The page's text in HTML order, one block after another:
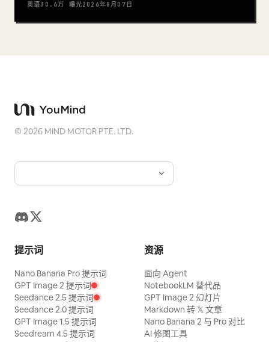
英语30.6万 曝光2026年8月07日
©2026 MIND MOTOR PTE. LTD.
提示词
Nano Banana Pro 提示词
GPT Image 2 提示词
Seedance 2.5 提示词
Seedance 2.0 提示词
GPT Image 1.5 提示词
Seedream 4.5 提示词
资源
面向 Agent
NotebookLM 替代品
GPT Image 2 幻灯片
Markdown 转 𝕏 文章
Nano Banana 2 与 Pro 对比
AI 修图工具